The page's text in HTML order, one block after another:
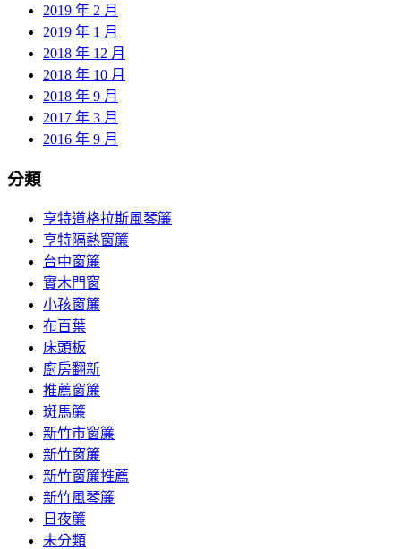
2019 年 2 月
2019 年 1 月
2018 年 12 月
2018 年 10 月
2018 年 9 月
2017 年 3 月
2016 年 9 月
分類
亨特道格拉斯風琴簾
亨特隔熱窗簾
台中窗簾
實木門窗
小孩窗簾
布百葉
床頭板
廚房翻新
推薦窗簾
斑馬簾
新竹市窗簾
新竹窗簾
新竹窗簾推薦
新竹風琴簾
日夜簾
未分類